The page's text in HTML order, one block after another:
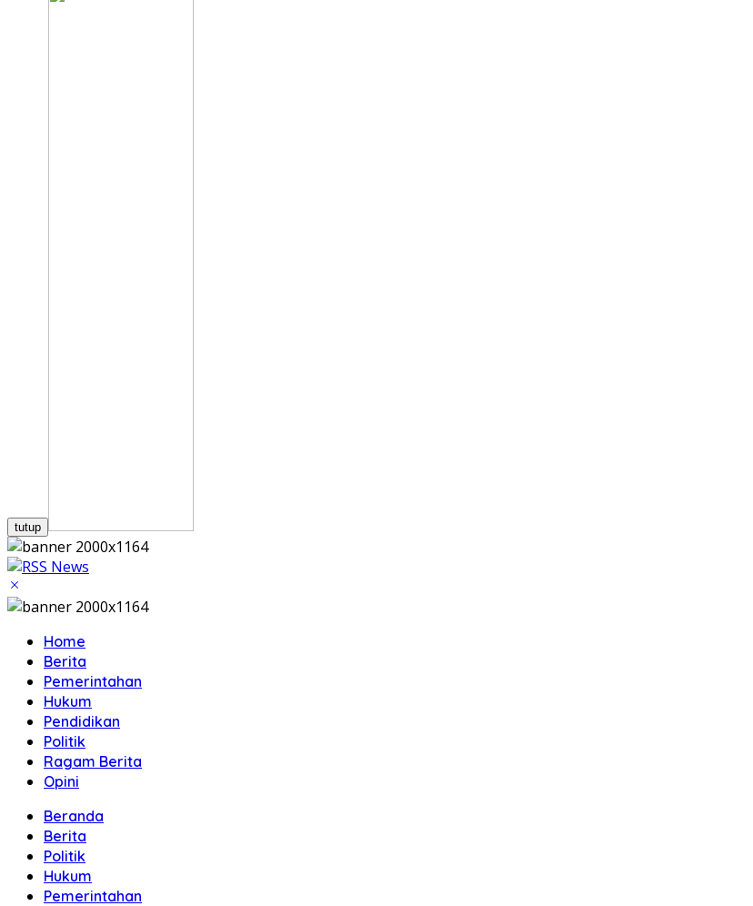
tutup
Home
Berita
Pemerintahan
Hukum
Pendidikan
Politik
Ragam Berita
Opini
Beranda
Berita
Politik
Hukum
Pemerintahan